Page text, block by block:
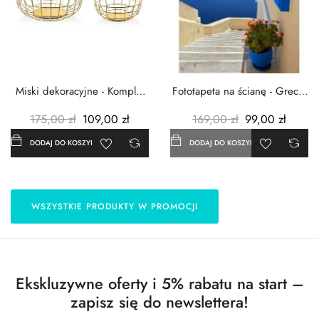
Miski dekoracyjne - Komplet
175,00 zł 109,00 zł
DODAJ DO KOSZYKA
Fototapeta na ścianę - Grecja
169,00 zł 99,00 zł
DODAJ DO KOSZYKA
WSZYSTKIE PRODUKTY W PROMOCJI
Ekskluzywne oferty i 5% rabatu na start –
zapisz się do newslettera!